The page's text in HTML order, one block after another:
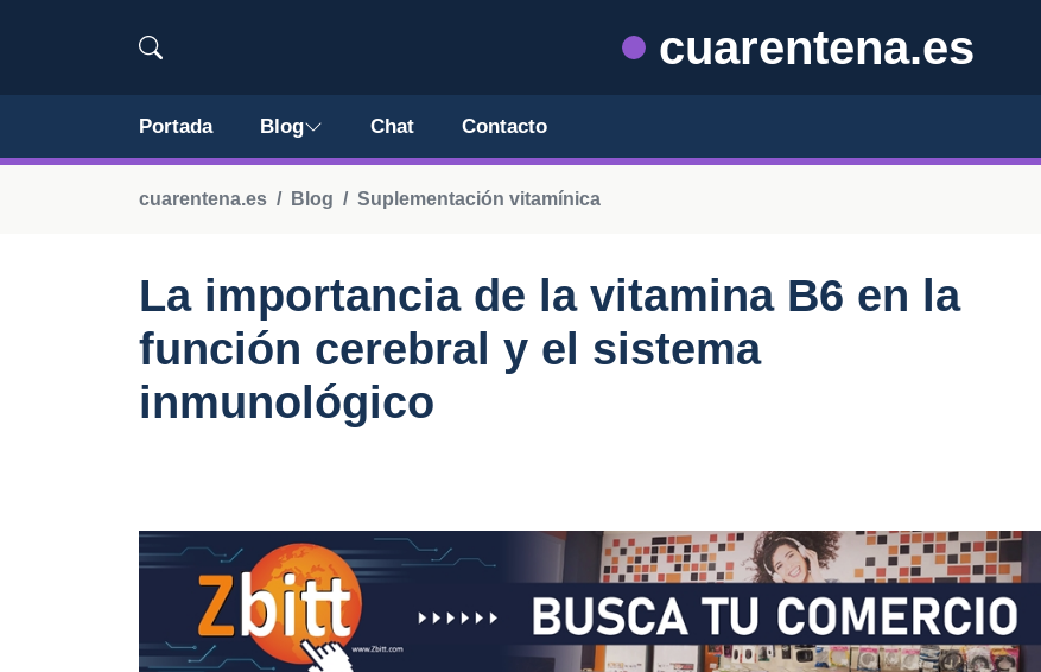
cuarentena.es
Portada Blog Chat Contacto
cuarentena.es Blog Suplementación vitamínica
La importancia de la vitamina B6 en la
función cerebral y el sistema
inmunológico